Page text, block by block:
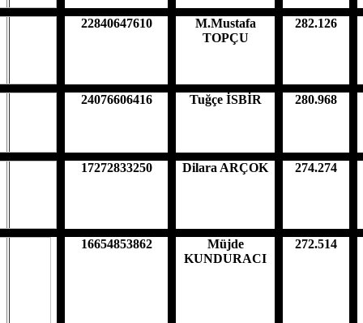
22840647610
M.Mustafa
TOPÇU
282.126
24076606416 Tuğçe İSBİR 280.968
17272833250 Dilara ARÇOK 274.274
16654853862
Müjde
KUNDURACI
272.514